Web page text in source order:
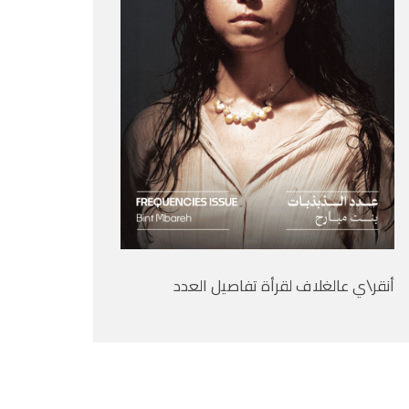
أنقر\ي عالغلاف لقرأة تفاصيل العدد